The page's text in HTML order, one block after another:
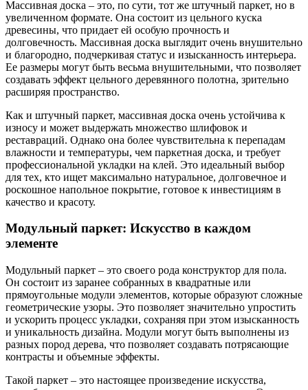
Массивная доска – это, по сути, тот же штучный паркет, но в
увеличенном формате. Она состоит из цельного куска
древесины, что придает ей особую прочность и
долговечность. Массивная доска выглядит очень внушительно
и благородно, подчеркивая статус и изысканность интерьера.
Ее размеры могут быть весьма внушительными, что позволяет
создавать эффект цельного деревянного полотна, зрительно
расширяя пространство.
Как и штучный паркет, массивная доска очень устойчива к
износу и может выдержать множество шлифовок и
реставраций. Однако она более чувствительна к перепадам
влажности и температуры, чем паркетная доска, и требует
профессиональной укладки на клей. Это идеальный выбор
для тех, кто ищет максимально натуральное, долговечное и
роскошное напольное покрытие, готовое к инвестициям в
качество и красоту.
Модульный паркет: Искусство в каждом
элементе
Модульный паркет – это своего рода конструктор для пола.
Он состоит из заранее собранных в квадратные или
прямоугольные модули элементов, которые образуют сложные
геометрические узоры. Это позволяет значительно упростить
и ускорить процесс укладки, сохраняя при этом изысканность
и уникальность дизайна. Модули могут быть выполнены из
разных пород дерева, что позволяет создавать потрясающие
контрасты и объемные эффекты.
Такой паркет – это настоящее произведение искусства,